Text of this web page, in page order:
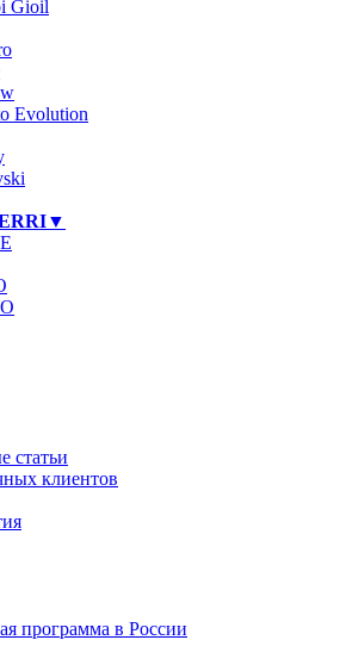
Gioil
Evolution
статьи
клиентов
программа в России